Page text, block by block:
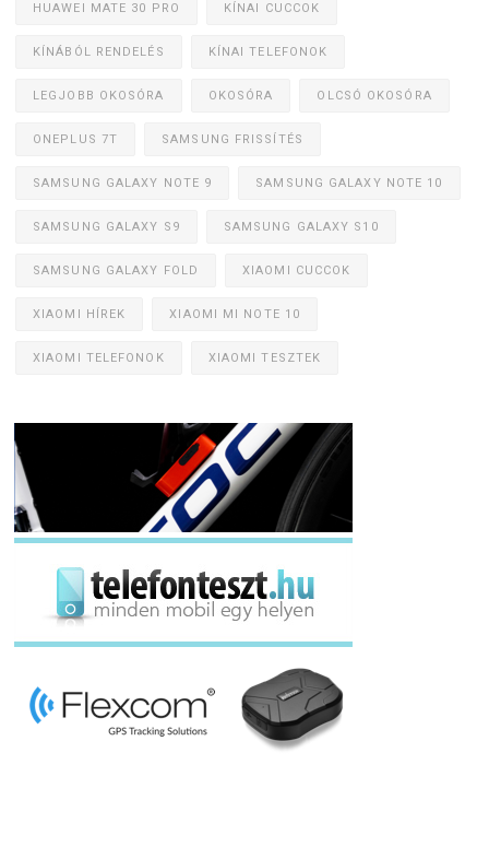
HUAWEI MATE 30 PRO KÍNAI CUCCOK
KÍNÁBÓL RENDELÉS KÍNAI TELEFONOK
LEGJOBB OKOSÓRA OKOSÓRA OLCSÓ OKOSÓRA
ONEPLUS 7T SAMSUNG FRISSÍTÉS
SAMSUNG GALAXY NOTE 9 SAMSUNG GALAXY NOTE 10
SAMSUNG GALAXY S9 SAMSUNG GALAXY S10
SAMSUNG GALAXY FOLD XIAOMI CUCCOK
XIAOMI HÍREK XIAOMI MI NOTE 10
XIAOMI TELEFONOK XIAOMI TESZTEK